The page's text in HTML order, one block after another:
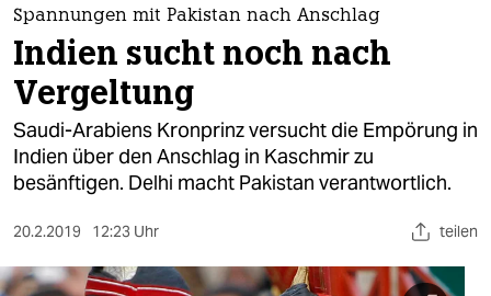
themen
politik
öko
gesellschaft
sport
Spannungen mit Pakistan nach Anschlag
Indien sucht noch nach
Vergeltung
Saudi-Arabiens Kronprinz versucht die Empörung in
Indien über den Anschlag in Kaschmir zu
besänftigen. Delhi macht Pakistan verantwortlich.
20.2.2019 12:23 Uhr teilen